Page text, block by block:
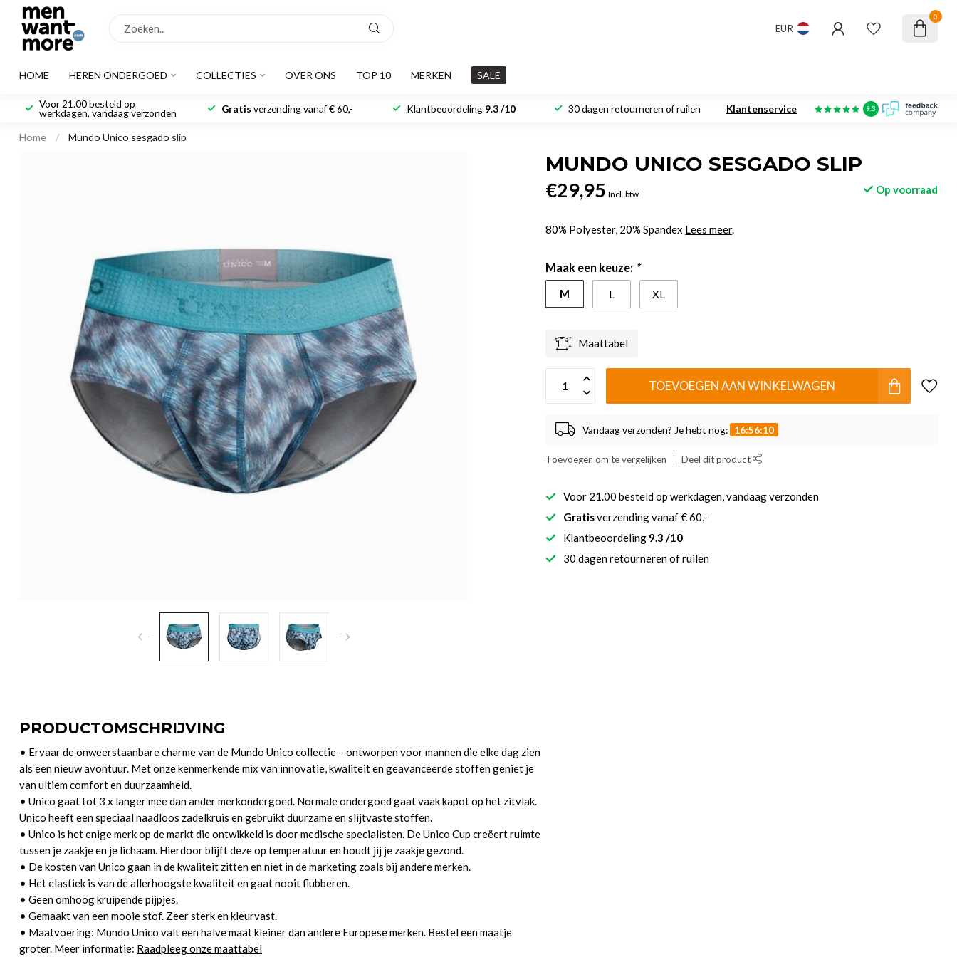
EUR
0
HOME HEREN ONDERGOED COLLECTIES OVER ONS TOP 10 MERKEN SALE
Voor 21.00 besteld op
werkdagen, vandaag verzonden Gratis verzending vanaf € 60,- Klantbeoordeling 9.3 /10 30 dagen retourneren of ruilen Klantenservice 9.3
Home / Mundo Unico sesgado slip
MUNDO UNICO SESGADO SLIP
€29,95 Incl. btw Op voorraad
80% Polyester, 20% Spandex Lees meer.
Maak een keuze: *
M L XL
Maattabel
TOEVOEGEN AAN WINKELWAGEN
Vandaag verzonden? Je hebt nog: 16:56:10
Toevoegen om te vergelijken Deel dit product
Voor 21.00 besteld op werkdagen, vandaag verzonden
Gratisverzending vanaf € 60,-
Klantbeoordeling 9.3 /10
30 dagen retourneren of ruilen
PRODUCTOMSCHRIJVING
• Ervaar de onweerstaanbare charme van de Mundo Unico collectie – ontworpen voor mannen die elke dag zien
als een nieuw avontuur. Met onze kenmerkende mix van innovatie, kwaliteit en geavanceerde stoffen geniet je
van ultiem comfort en duurzaamheid.
• Unico gaat tot 3 x langer mee dan ander merkondergoed. Normale ondergoed gaat vaak kapot op het zitvlak.
Unico heeft een speciaal naadloos zadelkruis en gebruikt duurzame en slijtvaste stoffen.
• Unico is het enige merk op de markt die ontwikkeld is door medische specialisten. De Unico Cup creëert ruimte
tussen je zaakje en je lichaam. Hierdoor blijft deze op temperatuur en houdt jij je zaakje gezond.
• De kosten van Unico gaan in de kwaliteit zitten en niet in de marketing zoals bij andere merken.
• Het elastiek is van de allerhoogste kwaliteit en gaat nooit flubberen.
• Geen omhoog kruipende pijpjes.
• Gemaakt van een mooie stof. Zeer sterk en kleurvast.
• Maatvoering: Mundo Unico valt een halve maat kleiner dan andere Europese merken. Bestel een maatje
groter. Meer informatie: Raadpleeg onze maattabel